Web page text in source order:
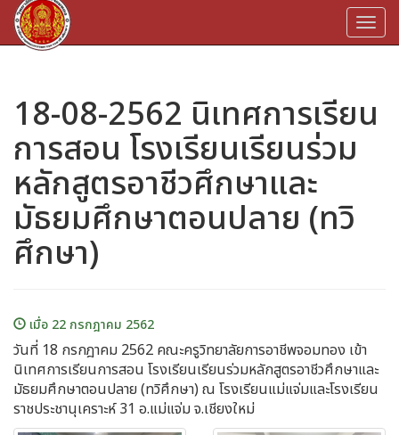
18-08-2562 นิเทศการเรียน
การสอน โรงเรียนเรียนร่วม
หลักสูตรอาชีวศึกษาและ
มัธยมศึกษาตอนปลาย (ทวิ
ศึกษา)
เมื่อ 22 กรกฎาคม 2562
วันที่ 18 กรกฎาคม 2562 คณะครูวิทยาลัยการอาชีพจอมทอง เข้า
นิเทศการเรียนการสอน โรงเรียนเรียนร่วมหลักสูตรอาชีวศึกษาและ
มัธยมศึกษาตอนปลาย (ทวิศึกษา) ณ โรงเรียนแม่แจ่มและโรงเรียน
ราชประชานุเคราะห์ 31 อ.แม่แจ่ม จ.เชียงใหม่